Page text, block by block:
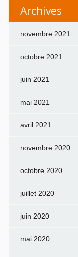
Archives
novembre 2021
octobre 2021
juin 2021
mai 2021
avril 2021
novembre 2020
octobre 2020
juillet 2020
juin 2020
mai 2020